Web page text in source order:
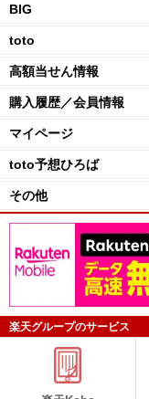
BIG
toto
高額当せん情報
購入履歴／会員情報
マイページ
toto予想ひろば
その他
楽天グループのサービス